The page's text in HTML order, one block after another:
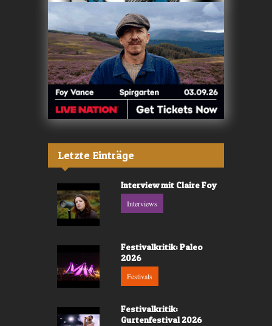
Letzte Einträge
Interview mit Claire Foy
Interviews
Festivalkritik: Paleo
2026
Festivals
Festivalkritik:
Gurtenfestival 2026